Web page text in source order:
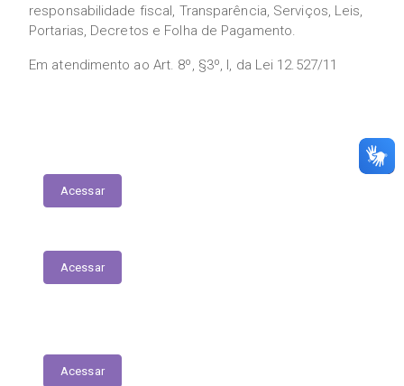
responsabilidade fiscal, Transparência, Serviços, Leis,
Portarias, Decretos e Folha de Pagamento.
Em atendimento ao Art. 8º, §3º, I, da Lei 12.527/11
Acessar
Acessar
Acessar